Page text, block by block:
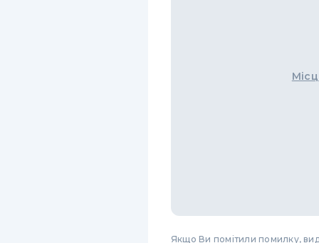
Якщо Ви помітили помилку,